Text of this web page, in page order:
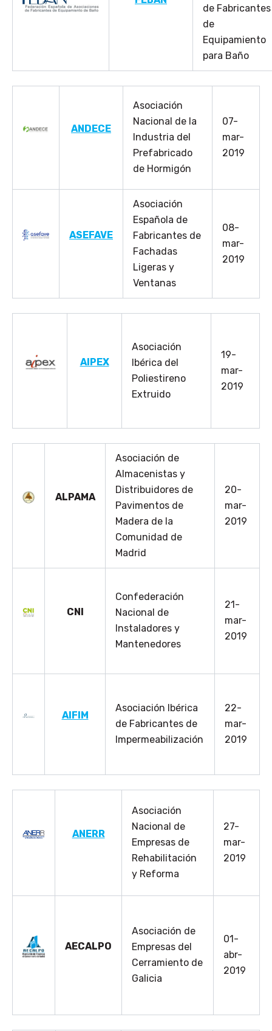
de Fabricantes
de
Equipamiento
para Baño
ANDECE
Asociación
Nacional de la
Industria del
Prefabricado
de Hormigón
07-
mar-
2019
ASEFAVE
Asociación
Española de
Fabricantes de
Fachadas
Ligeras y
Ventanas
08-
mar-
2019
AIPEX
Asociación
Ibérica del
Poliestireno
Extruido
19-
mar-
2019
ALPAMA
Asociación de
Almacenistas y
Distribuidores de
Pavimentos de
Madera de la
Comunidad de
Madrid
20-
mar-
2019
CNI
Confederación
Nacional de
Instaladores y
Mantenedores
21-
mar-
2019
AIFIM
Asociación Ibérica
de Fabricantes de
Impermeabilización
22-
mar-
2019
ANERR
Asociación
Nacional de
Empresas de
Rehabilitación
y Reforma
27-
mar-
2019
AECALPO
Asociación de
Empresas del
Cerramiento de
Galicia
01-
abr-
2019